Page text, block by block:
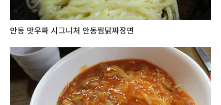
안동 맛우짜 시그니처 안동찜닭짜장면